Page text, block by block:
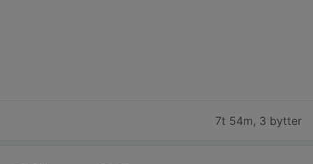
7t 54m, 3 bytter